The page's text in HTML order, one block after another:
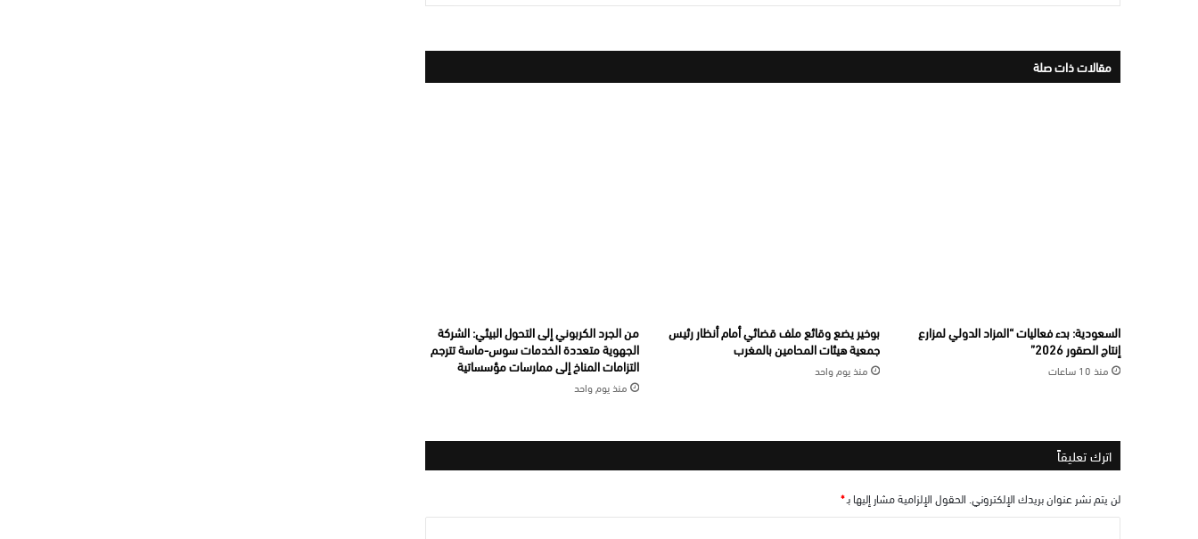
مقالات ذات صلة
السعودية: بدء فعاليات “المزاد الدولي لمزارع
إنتاج الصقور 2026”
منذ 10 ساعات
بوخير يضع وقائع ملف قضائي أمام أنظار رئيس
جمعية هيئات المحامين بالمغرب
منذ يوم واحد
من الجرد الكربوني إلى التحول البيئي: الشركة
الجهوية متعددة الخدمات سوس-ماسة تترجم
التزامات المناخ إلى ممارسات مؤسساتية
منذ يوم واحد
اترك تعليقاً
لن يتم نشر عنوان بريدك الإلكتروني. الحقول الإلزامية مشار إليها بـ*